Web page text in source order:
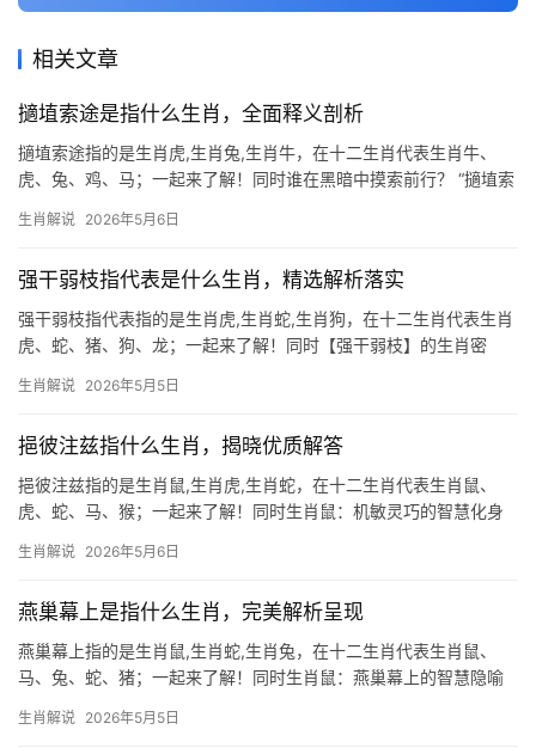
相关文章
擿埴索途是指什么生肖，全面释义剖析
擿埴索途指的是生肖虎,生肖兔,生肖牛，在十二生肖代表生肖牛、
虎、兔、鸡、马；一起来了解！同时谁在黑暗中摸索前行？ “擿埴索
慎求索，这一意象与生肖牛的秉性高度契合：老牛耕田时步步踏
生肖解说 2026年5月6日
强干弱枝指代表是什么生肖，精选解析落实
强干弱枝指代表指的是生肖虎,生肖蛇,生肖狗，在十二生肖代表生肖
虎、蛇、猪、狗、龙；一起来了解！同时【强干弱枝】的生肖密
弱，暗喻主强辅弱、根基不稳，在生肖文化中，唯有生肖虎最能诠
生肖解说 2026年5月5日
挹彼注兹指什么生肖，揭晓优质解答
挹彼注兹指的是生肖鼠,生肖虎,生肖蛇，在十二生肖代表生肖鼠、
虎、蛇、马、猴；一起来了解！同时生肖鼠：机敏灵巧的智慧化身
开”，传说天地初开时，是老鼠用牙齿啃破混沌，为万物带来生机，
生肖解说 2026年5月6日
燕巢幕上是指什么生肖，完美解析呈现
燕巢幕上指的是生肖鼠,生肖蛇,生肖兔，在十二生肖代表生肖鼠、
马、兔、蛇、猪；一起来了解！同时生肖鼠：燕巢幕上的智慧隐喻
中，生肖鼠与之关联最为紧密，鼠性机敏，善于在夹缝中求生，但
生肖解说 2026年5月5日